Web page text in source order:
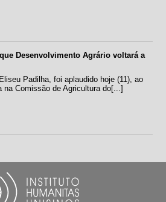
Desenvolvimento Agrário voltará a
Padilha, foi aplaudido hoje (11), ao
na Comissão de Agricultura do[...]